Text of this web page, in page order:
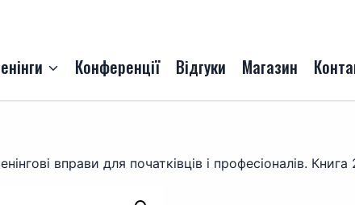
Конференції Відгуки Магазин
вправи для початківців і професіоналів.